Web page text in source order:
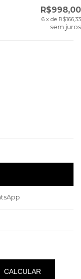
R$998,00
6 x de R$166,33
sem juros
ALTERAR CEP
CALCULAR